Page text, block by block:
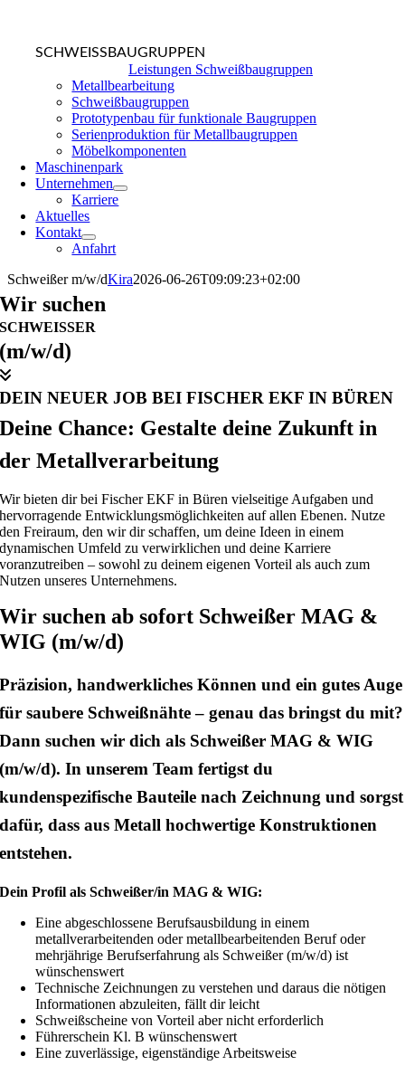
SCHWEISSBAUGRUPPEN
Leistungen Schweißbaugruppen
Metallbearbeitung
Schweißbaugruppen
Prototypenbau für funktionale Baugruppen
Serienproduktion für Metallbaugruppen
Möbelkomponenten
Maschinenpark
Unternehmen
Karriere
Aktuelles
Kontakt
Anfahrt
Schweißer m/w/dKira2026-06-26T09:09:23+02:00
Wir suchen
SCHWEISSER
(m/w/d)
DEIN NEUER JOB BEI FISCHER EKF IN BÜREN
Deine Chance: Gestalte deine Zukunft in
der Metallverarbeitung
Wir bieten dir bei Fischer EKF in Büren vielseitige Aufgaben und
hervorragende Entwicklungsmöglichkeiten auf allen Ebenen. Nutze
den Freiraum, den wir dir schaffen, um deine Ideen in einem
dynamischen Umfeld zu verwirklichen und deine Karriere
voranzutreiben – sowohl zu deinem eigenen Vorteil als auch zum
Nutzen unseres Unternehmens.
Wir suchen ab sofort Schweißer MAG &
WIG (m/w/d)
Präzision, handwerkliches Können und ein gutes Auge
für saubere Schweißnähte – genau das bringst du mit?
Dann suchen wir dich als Schweißer MAG & WIG
(m/w/d). In unserem Team fertigst du
kundenspezifische Bauteile nach Zeichnung und sorgst
dafür, dass aus Metall hochwertige Konstruktionen
entstehen.
Dein Profil als Schweißer/in MAG & WIG:
Eine abgeschlossene Berufsausbildung in einem
metallverarbeitenden oder metallbearbeitenden Beruf oder
mehrjährige Berufserfahrung als Schweißer (m/w/d) ist
wünschenswert
Technische Zeichnungen zu verstehen und daraus die nötigen
Informationen abzuleiten, fällt dir leicht
Schweißscheine von Vorteil aber nicht erforderlich
Führerschein Kl. B wünschenswert
Eine zuverlässige, eigenständige Arbeitsweise